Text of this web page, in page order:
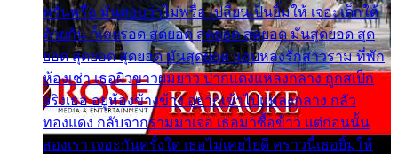
พรั่นพรือ มันตอบว่าไม่พรื่อ เปลี่ยนเป็นยิ้มให้ เจอะเด็กใต้
ด้วยกัน ก็เลยรอด สุดยอด สุดยอด สุดยอด มันสุดยอด สุด
ยอด สุดยอด สุดยอด มันสุดยอด แอบหลงรักสาวราม ที่พัก
ห้องเช่า เธอผิวขาวผมยาว ปากแดงแหลงกลาง ถูกสเป็ก
จริงเธอ อยู่ห้องข้างข้าง อยากเข้าไปแหลงกลาง กลัว
ทองแดง กลับจากรามมาเจอ เธอมาซื้อข้าว แต่ก่อนนั้น
สองเรา เจอะกันครั้งใด เธอไม่เคยไยดี คราวนี้เธอยิ้มให้